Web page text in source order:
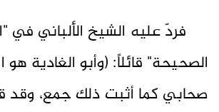
فردّ عليه الشيخ الألباني في
الصحيحة" قائلاً: (وأبو الغادية
صحابي كما أثبت ذلك جمع، وقد